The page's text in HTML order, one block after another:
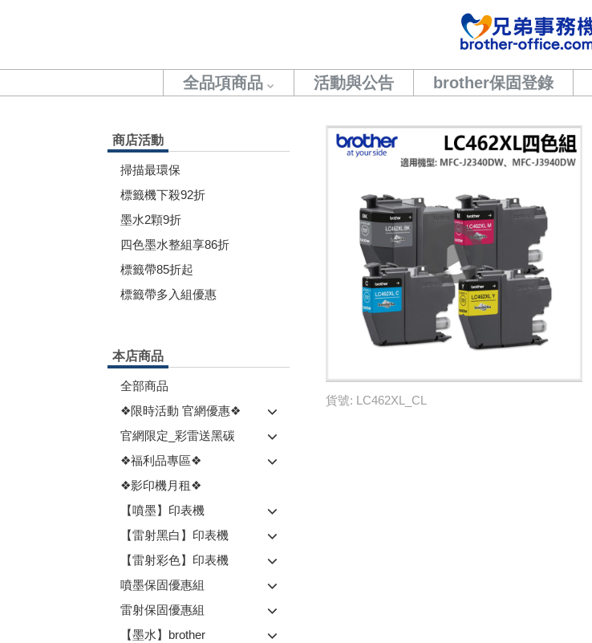
全品項商品 活動與公告 brother保固登錄
商店活動
掃描最環保
標籤機下殺92折
墨水2顆9折
四色墨水整組享86折
標籤帶85折起
標籤帶多入組優惠
本店商品
全部商品
❖限時活動 官網優惠❖
官網限定_彩雷送黑碳
❖福利品專區❖
❖影印機月租❖
【噴墨】印表機
【雷射黑白】印表機
【雷射彩色】印表機
噴墨保固優惠組
雷射保固優惠組
【墨水】brother
貨號: LC462XL_CL